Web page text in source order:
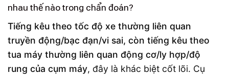
nhau thế nào trong chẩn đoán?
Tiếng kêu theo tốc độ xe thường liên quan
truyền động/bạc đạn/vi sai, còn tiếng kêu theo
tua máy thường liên quan động cơ/ly hợp/độ
rung của cụm máy, đây là khác biệt cốt lõi. Cụ